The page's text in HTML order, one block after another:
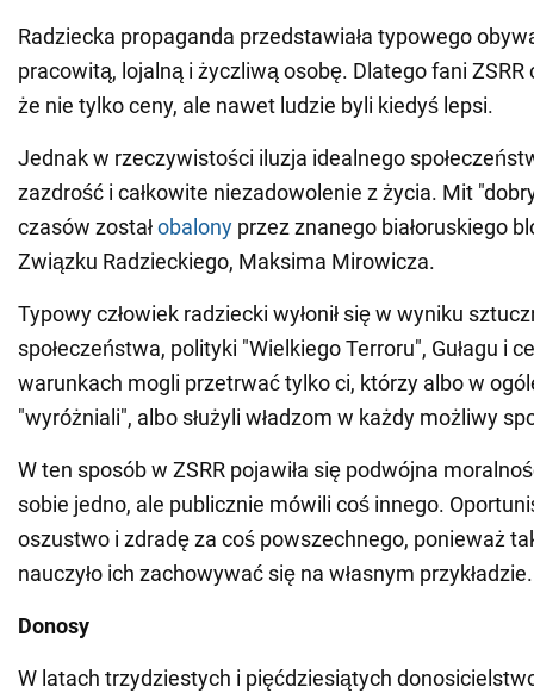
Radziecka propaganda przedstawiała typowego
pracowitą, lojalną i życzliwą osobę. Dlatego fani ZSRR
że nie tylko ceny, ale nawet ludzie byli kiedyś lepsi.
Jednak w rzeczywistości iluzja idealnego
zazdrość i całkowite niezadowolenie z życia. Mit
czasów zostałobalony przez znanego białoruskiego
Związku Radzieckiego, Maksima Mirowicza.
Typowy człowiek radziecki wyłonił się w wyniku
społeczeństwa, polityki "Wielkiego Terroru", Gułagu i
warunkach mogli przetrwać tylko ci, którzy albo w
"wyróżniali", albo służyli władzom w każdy możliwy
W ten sposób w ZSRR pojawiła się podwójna
sobie jedno, ale publicznie mówili coś innego.
oszustwo i zdradę za coś powszechnego, ponieważ
nauczyło ich zachowywać się na własnym przykładzie.
Donosy
W latach trzydziestych i pięćdziesiątych